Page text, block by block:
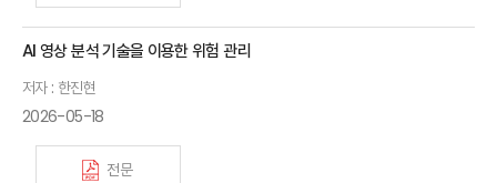
AI 영상 분석 기술을 이용한 위험 관리
저자 : 한진현
2026-05-18
전문